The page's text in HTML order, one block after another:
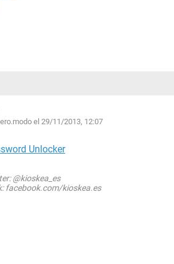
el 29/11/2013, 12:07
Unlocker
@kioskea_es
facebook.com/kioskea.es